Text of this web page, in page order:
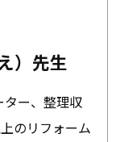
）先生
ター、整理収
のリフォーム